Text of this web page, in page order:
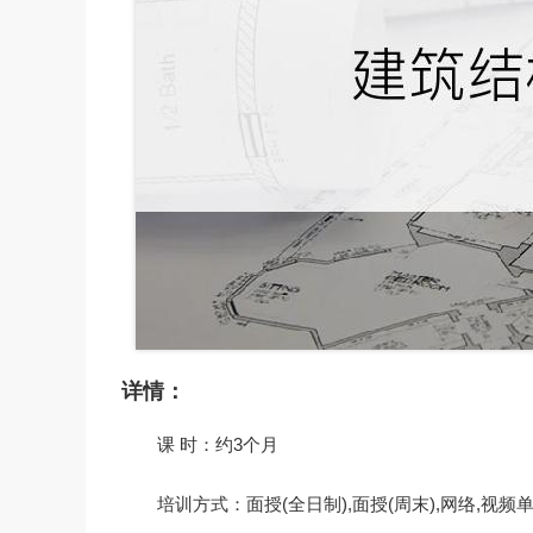
详情：
课 时：约3个月
培训方式：面授(全日制),面授(周末),网络,视频